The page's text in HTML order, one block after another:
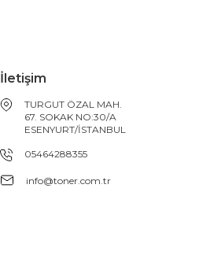
İletişim
TURGUT ÖZAL MAH.
67. SOKAK NO:30/A
ESENYURT/İSTANBUL
05464288355
info@toner.com.tr